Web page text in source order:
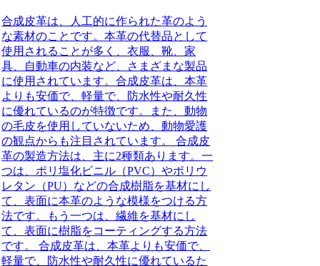
合成皮革は、人工的に作られた革のよう
な素材のことです。本革の代替品として
使用されることが多く、衣服、靴、家
具、自動車の内装など、さまざまな製品
に使用されています。合成皮革は、本革
よりも安価で、軽量で、防水性や耐久性
に優れているのが特徴です。また、動物
の毛皮を使用していないため、動物愛護
の観点からも注目されています。 合成皮
革の製造方法は、主に2種類あります。一
つは、ポリ塩化ビニル（PVC）やポリウ
レタン（PU）などの合成樹脂を基材にし
て、表面に本革のような模様をつける方
法です。もう一つは、繊維を基材にし
て、表面に樹脂をコーティングする方法
です。 合成皮革は、本革よりも安価で、
軽量で、防水性や耐久性に優れているた